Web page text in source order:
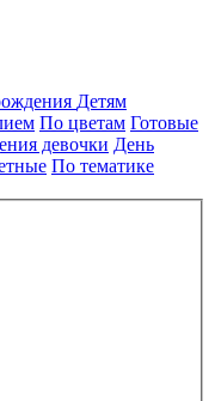
Детям
По цветам Готовые
девочки День
По тематике